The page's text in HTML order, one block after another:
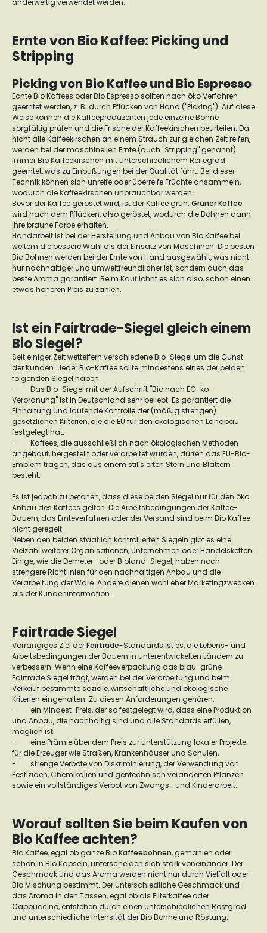
anderweitig verwendet werden.
Ernte von Bio Kaffee: Picking und
Stripping
Picking von Bio Kaffee und Bio Espresso
Echte Bio Kaffees oder Bio Espresso sollten nach öko Verfahren
geerntet werden, z. B. durch Pflücken von Hand ("Picking"). Auf diese
Weise können die Kaffeeproduzenten jede einzelne Bohne
sorgfältig prüfen und die Frische der Kaffeekirschen beurteilen. Da
nicht alle Kaffeekirschen an einem Strauch zur gleichen Zeit reifen,
werden bei der maschinellen Ernte (auch "Stripping" genannt)
immer Bio Kaffeekirschen mit unterschiedlichem Reifegrad
geerntet, was zu Einbußungen bei der Qualität führt. Bei dieser
Technik können sich unreife oder überreife Früchte ansammeln,
wodurch die Kaffeekirschen unbrauchbar werden.
Bevor der Kaffee geröstet wird, ist der Kaffee grün. Grüner Kaffee
wird nach dem Pflücken, also geröstet, wodurch die Bohnen dann
Ihre braune Farbe erhalten.
Handarbeit ist bei der Herstellung und Anbau von Bio Kaffee bei
weitem die bessere Wahl als der Einsatz von Maschinen. Die besten
Bio Bohnen werden bei der Ernte von Hand ausgewählt, was nicht
nur nachhaltiger und umweltfreundlicher ist, sondern auch das
beste Aroma garantiert. Beim Kauf lohnt es sich also, schon einen
etwas höheren Preis zu zahlen.
Ist ein Fairtrade-Siegel gleich einem
Bio Siegel?
Seit einiger Zeit wetteifern verschiedene Bio-Siegel um die Gunst
der Kunden. Jeder Bio-Kaffee sollte mindestens eines der beiden
folgenden Siegel haben:
-
Das Bio-Siegel mit der Aufschrift "Bio nach EG-ko-
Verordnung" ist in Deutschland sehr beliebt. Es garantiert die
Einhaltung und laufende Kontrolle der (mäßig strengen)
gesetzlichen Kriterien, die die EU für den ökologischen Landbau
festgelegt hat.
-
Kaffees, die ausschließlich nach ökologischen Methoden
angebaut, hergestellt oder verarbeitet wurden, dürfen das EU-Bio-
Emblem tragen, das aus einem stilisierten Stern und Blättern
besteht.
Es ist jedoch zu betonen, dass diese beiden Siegel nur für den öko
Anbau des Kaffees gelten. Die Arbeitsbedingungen der Kaffee-
Bauern, das Ernteverfahren oder der Versand sind beim Bio Kaffee
nicht geregelt.
Neben den beiden staatlich kontrollierten Siegeln gibt es eine
Vielzahl weiterer Organisationen, Unternehmen oder Handelsketten.
Einige, wie die Demeter- oder Bioland-Siegel, haben noch
strengere Richtlinien für den nachhaltigen Anbau und die
Verarbeitung der Ware. Andere dienen wohl eher Marketingzwecken
als der Kundeninformation.
Fairtrade Siegel
Vorrangiges Ziel derFairtrade-Standards ist es, die Lebens- und
Arbeitsbedingungen der Bauern in unterentwickelten Ländern zu
verbessern. Wenn eine Kaffeeverpackung das blau-grüne
Fairtrade Siegel trägt, werden bei der Verarbeitung und beim
Verkauf bestimmte soziale, wirtschaftliche und ökologische
Kriterien eingehalten. Zu diesen Anforderungen gehören:
-
ein Mindest-Preis, der so festgelegt wird, dass eine Produktion
und Anbau, die nachhaltig sind und alle Standards erfüllen,
möglich ist
-
eine Prämie über dem Preis zur Unterstützung lokaler Projekte
für die Erzeuger wie Straßen, Krankenhäuser und Schulen,
-
strenge Verbote von Diskriminierung, der Verwendung von
Pestiziden, Chemikalien und gentechnisch veränderten Pflanzen
sowie ein vollständiges Verbot von Zwangs- und Kinderarbeit.
Worauf sollten Sie beim Kaufen von
Bio Kaffee achten?
Bio Kaffee, egal ob ganze BioKaffeebohnen, gemahlen oder
schon in Bio Kapseln, unterscheiden sich stark voneinander. Der
Geschmack und das Aroma werden nicht nur durch Vielfalt oder
Bio Mischung bestimmt. Der unterschiedliche Geschmack und
das Aroma in den Tassen, egal ob als Filterkaffee oder
Cappuccino, entstehen durch einen unterschiedlichen Röstgrad
und unterschiedliche Intensität der Bio Bohne und Röstung.